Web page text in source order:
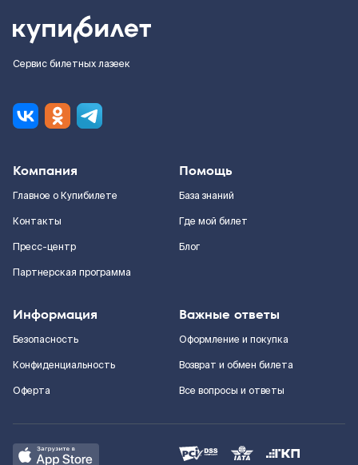
Сервис билетных лазеек
Компания
Главное о Купибилете
Контакты
Пресс-центр
Партнерская программа
Помощь
База знаний
Где мой билет
Блог
Информация
Безопасность
Конфиденциальность
Оферта
Важные ответы
Оформление и покупка
Возврат и обмен билета
Все вопросы и ответы